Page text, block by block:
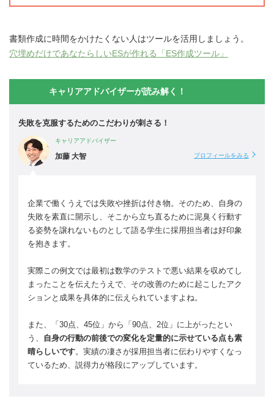
書類作成に時間をかけたくない人はツールを活用しましょう。
穴埋めだけであなたらしいESが作れる「ES作成ツール」
キャリアアドバイザーが読み解く！
失敗を克服するためのこだわりが刺さる！
キャリアアドバイザー
加藤 大智 プロフィールをみる
企業で働くうえでは失敗や挫折は付き物。そのため、自身の
失敗を素直に開示し、そこから立ち直るために泥臭く行動す
る姿勢を譲れないものとして語る学生に採用担当者は好印象
を抱きます。
実際この例文では最初は数学のテストで悪い結果を収めてし
まったことを伝えたうえで、その改善のために起こしたアク
ションと成果を具体的に伝えられていますよね。
また、「30点、45位」から「90点、2位」に上がったとい
う、 自身の行動の前後での変化を定量的に示せている点も素
晴らしいです。実績の凄さが採用担当者に伝わりやすくなっ
ているため、説得力が格段にアップしています。